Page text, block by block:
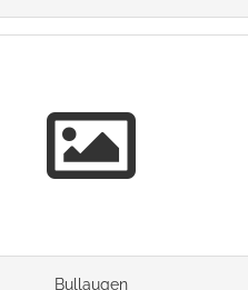
Bullaugen